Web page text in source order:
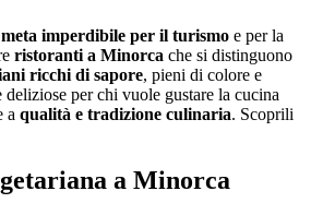
meta imperdibile per il turismo e per la
ristoranti a Minorca che si distinguono
ricchi di sapore, pieni di colore e
per chi vuole gustare la cucina
a qualità e tradizione culinaria. Scoprili
a Minorca